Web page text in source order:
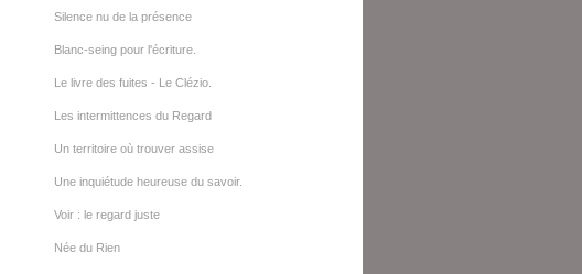
Silence nu de la présence
Blanc-seing pour l'écriture.
Le livre des fuites - Le Clézio.
Les intermittences du Regard
Un territoire où trouver assise
Une inquiétude heureuse du savoir.
Voir : le regard juste
Née du Rien